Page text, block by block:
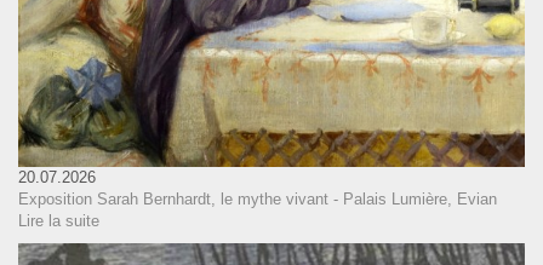
20.07.2026
Exposition Sarah Bernhardt, le mythe vivant - Palais Lumière, Evian
Lire la suite